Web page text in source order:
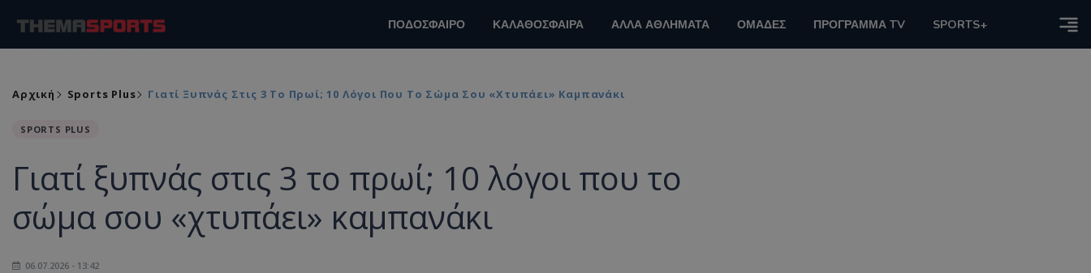
ΠΟΔΟΣΦΑΙΡΟ ΚΑΛΑΘΟΣΦΑΙΡΑ ΑΛΛΑ ΑΘΛΗΜΑΤΑ ΟΜΑΔΕΣ ΠΡΟΓΡΑΜΜΑ TV SPORTS+
Αρχική Sports Plus Γιατί Ξυπνάς Στις 3 Το Πρωί; 10 Λόγοι Που Το Σώμα Σου «χτυπάει» Καμπανάκι
SPORTS PLUS
Γιατί ξυπνάς στις 3 το πρωί; 10 λόγοι που το
σώμα σου «χτυπάει» καμπανάκι
06.07.2026 - 13:42